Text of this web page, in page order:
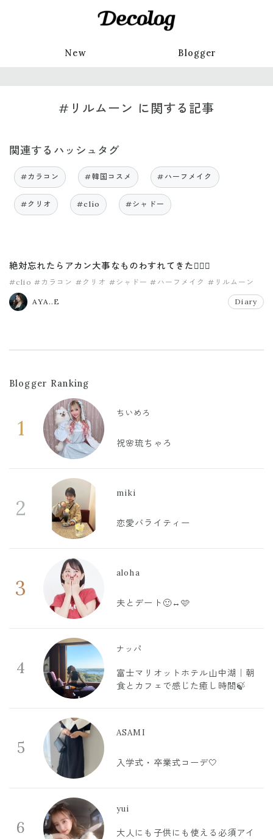
New Blogger
#リルムーン に関する記事
関連するハッシュタグ
#カラコン #韓国コスメ #ハーフメイク
#クリオ #clio #シャドー
絶対忘れたらアカン大事なものわすれてきた🤦🏼‍♀️
#clio #カラコン #クリオ #シャドー #ハーフメイク #リルムーン
AYA..E Diary
Blogger Ranking
1
ちいめろ
祝🌸琉ちゃろ
2
miki
恋愛バライティー
3
aloha
夫とデート🙂‍↔️🩷
4
ナッパ
富士マリオットホテル山中湖｜朝
食とカフェで感じた癒し時間🍃
5
ASAMI
入学式・卒業式コーデ🤍
6
yui
大人にも子供にも使える必須アイ